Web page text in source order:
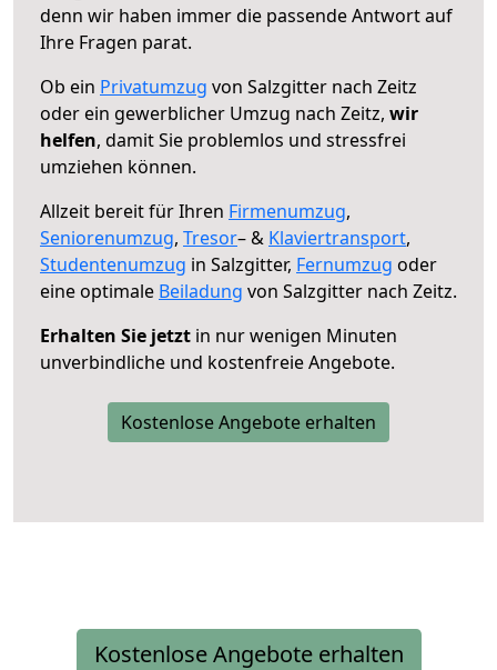
denn wir haben immer die passende Antwort auf
Ihre Fragen parat.
Ob ein Privatumzug von Salzgitter nach Zeitz
oder ein gewerblicher Umzug nach Zeitz, wir
helfen, damit Sie problemlos und stressfrei
umziehen können.
Allzeit bereit für Ihren Firmenumzug,
Seniorenumzug, Tresor– & Klaviertransport,
Studentenumzug in Salzgitter, Fernumzug oder
eine optimale Beiladung von Salzgitter nach Zeitz.
Erhalten Sie jetzt in nur wenigen Minuten
unverbindliche und kostenfreie Angebote.
Kostenlose Angebote erhalten
Kostenlose Angebote erhalten